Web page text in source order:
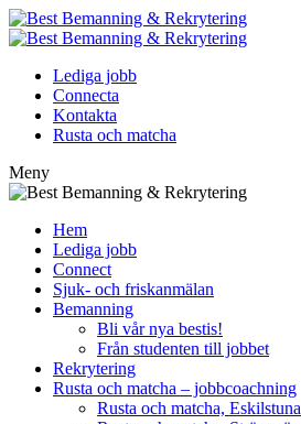
Lediga jobb
Connecta
Kontakta
Rusta och matcha
Meny
Hem
Lediga jobb
Connect
Sjuk- och friskanmälan
Bemanning
Bli vår nya bestis!
Från studenten till jobbet
Rekrytering
Rusta och matcha – jobbcoachning
Rusta och matcha, Eskilstuna